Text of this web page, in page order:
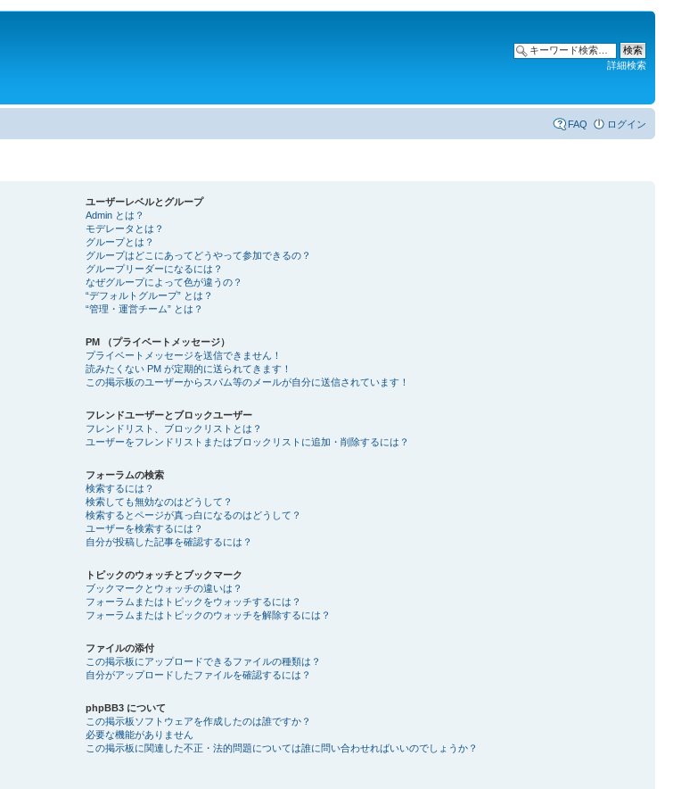
詳細検索
FAQ ログイン
ユーザーレベルとグループ
Admin とは？
モデレータとは？
グループとは？
グループはどこにあってどうやって参加できるの？
グループリーダーになるには？
なぜグループによって色が違うの？
“デフォルトグループ” とは？
“管理・運営チーム” とは？
PM （プライベートメッセージ）
プライベートメッセージを送信できません！
読みたくない PM が定期的に送られてきます！
この掲示板のユーザーからスパム等のメールが自分に送信されています！
フレンドユーザーとブロックユーザー
フレンドリスト、ブロックリストとは？
ユーザーをフレンドリストまたはブロックリストに追加・削除するには？
フォーラムの検索
検索するには？
検索しても無効なのはどうして？
検索するとページが真っ白になるのはどうして？
ユーザーを検索するには？
自分が投稿した記事を確認するには？
トピックのウォッチとブックマーク
ブックマークとウォッチの違いは？
フォーラムまたはトピックをウォッチするには？
フォーラムまたはトピックのウォッチを解除するには？
ファイルの添付
この掲示板にアップロードできるファイルの種類は？
自分がアップロードしたファイルを確認するには？
phpBB3 について
この掲示板ソフトウェアを作成したのは誰ですか？
必要な機能がありません
この掲示板に関連した不正・法的問題については誰に問い合わせればいいのでしょうか？